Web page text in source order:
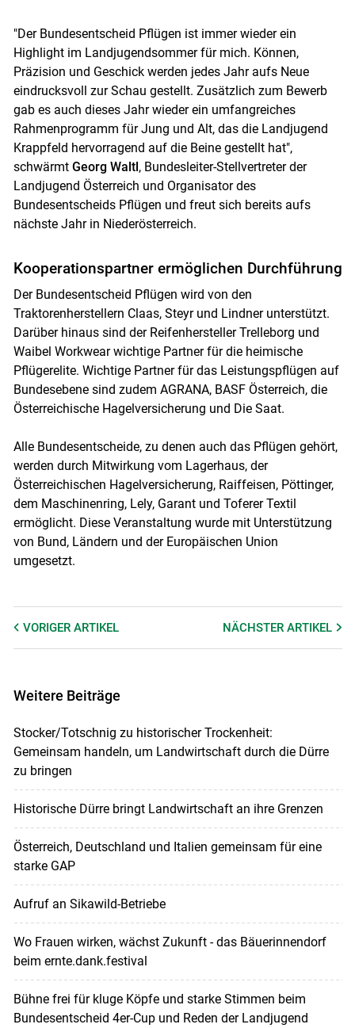
"Der Bundesentscheid Pflügen ist immer wieder ein
Highlight im Landjugendsommer für mich. Können,
Präzision und Geschick werden jedes Jahr aufs Neue
eindrucksvoll zur Schau gestellt. Zusätzlich zum Bewerb
gab es auch dieses Jahr wieder ein umfangreiches
Rahmenprogramm für Jung und Alt, das die Landjugend
Krappfeld hervorragend auf die Beine gestellt hat",
schwärmt Georg Waltl , Bundesleiter-Stellvertreter der
Landjugend Österreich und Organisator des
Bundesentscheids Pflügen und freut sich bereits aufs
nächste Jahr in Niederösterreich.
Kooperationspartner ermöglichen Durchführung
Der Bundesentscheid Pflügen wird von den
Traktorenherstellern Claas, Steyr und Lindner unterstützt.
Darüber hinaus sind der Reifenhersteller Trelleborg und
Waibel Workwear wichtige Partner für die heimische
Pflügerelite. Wichtige Partner für das Leistungspflügen auf
Bundesebene sind zudem AGRANA, BASF Österreich, die
Österreichische Hagelversicherung und Die Saat.
Alle Bundesentscheide, zu denen auch das Pflügen gehört,
werden durch Mitwirkung vom Lagerhaus, der
Österreichischen Hagelversicherung, Raiffeisen, Pöttinger,
dem Maschinenring, Lely, Garant und Toferer Textil
ermöglicht. Diese Veranstaltung wurde mit Unterstützung
von Bund, Ländern und der Europäischen Union
umgesetzt.
VORIGER ARTIKEL NÄCHSTERARTIKEL
Weitere Beiträge
Stocker/Totschnig zu historischer Trockenheit:
Gemeinsam handeln, um Landwirtschaft durch die Dürre
zu bringen
Historische Dürre bringt Landwirtschaft an ihre Grenzen
Österreich, Deutschland und Italien gemeinsam für eine
starke GAP
Aufruf an Sikawild-Betriebe
Wo Frauen wirken, wächst Zukunft - das Bäuerinnendorf
beim ernte.dank.festival
Bühne frei für kluge Köpfe und starke Stimmen beim
Bundesentscheid 4er-Cup und Reden der Landjugend